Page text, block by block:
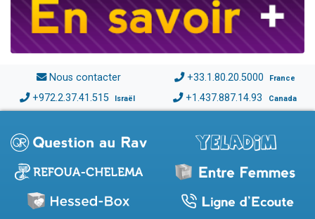
Nous contacter +33.1.80.20.5000 France
+972.2.37.41.515 Israël +1.437.887.14.93 Canada